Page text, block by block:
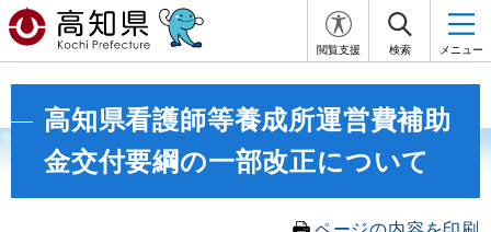
閲覧支援 検索 メニュー
高知県看護師等養成所運営費補助
金交付要綱の一部改正について